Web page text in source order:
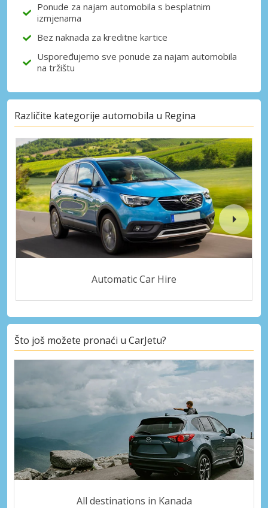
Ponude za najam automobila s besplatnim
izmjenama
Bez naknada za kreditne kartice
Uspoređujemo sve ponude za najam automobila
na tržištu
Različite kategorije automobila u Regina
Automatic Car Hire
Što još možete pronaći u CarJetu?
All destinations in Kanada